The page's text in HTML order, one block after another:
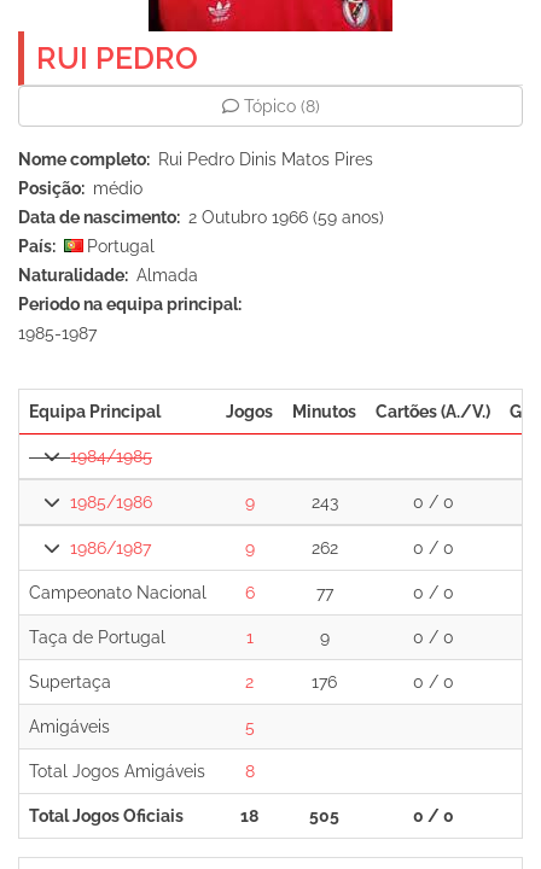
RUI PEDRO
Tópico(8)
Nome completo
Rui Pedro Dinis Matos Pires
Posição
médio
Data de nascimento
2 Outubro 1966 (59 anos)
País
Portugal
Naturalidade
Almada
Periodo na equipa principal
1985-1987
Equipa Principal Jogos Minutos Cartões (A./V.)
1984/1985
1985/1986 9 243 0 / 0
1986/1987 9 262 0 / 0
Campeonato Nacional 6 77 0 / 0
Taça de Portugal 1 9 0 / 0
Supertaça 2 176 0 / 0
Amigáveis 5
Total Jogos Amigáveis 8
Total Jogos Oficiais 18 505 0 / 0